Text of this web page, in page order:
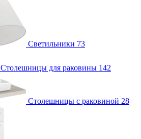
Светильники 73
Столешницы для раковины 142
Столешницы с раковиной 28